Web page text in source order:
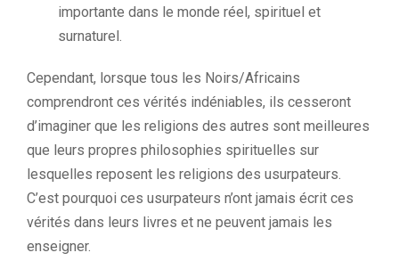
importante dans le monde réel, spirituel et
surnaturel.
Cependant, lorsque tous les Noirs/Africains
comprendront ces vérités indéniables, ils cesseront
d’imaginer que les religions des autres sont meilleures
que leurs propres philosophies spirituelles sur
lesquelles reposent les religions des usurpateurs.
C’est pourquoi ces usurpateurs n’ont jamais écrit ces
vérités dans leurs livres et ne peuvent jamais les
enseigner.